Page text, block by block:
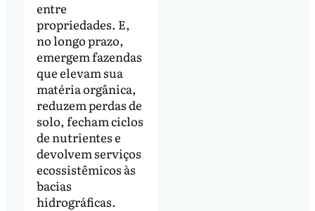
entre
propriedades. E,
no longo prazo,
emergem fazendas
que elevam sua
matéria orgânica,
reduzem perdas de
solo, fecham ciclos
de nutrientes e
devolvem serviços
ecossistêmicos às
bacias
hidrográficas.